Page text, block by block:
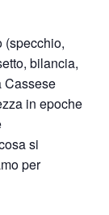
(specchio,
bilancia,
Cassese
in epoche
si
per